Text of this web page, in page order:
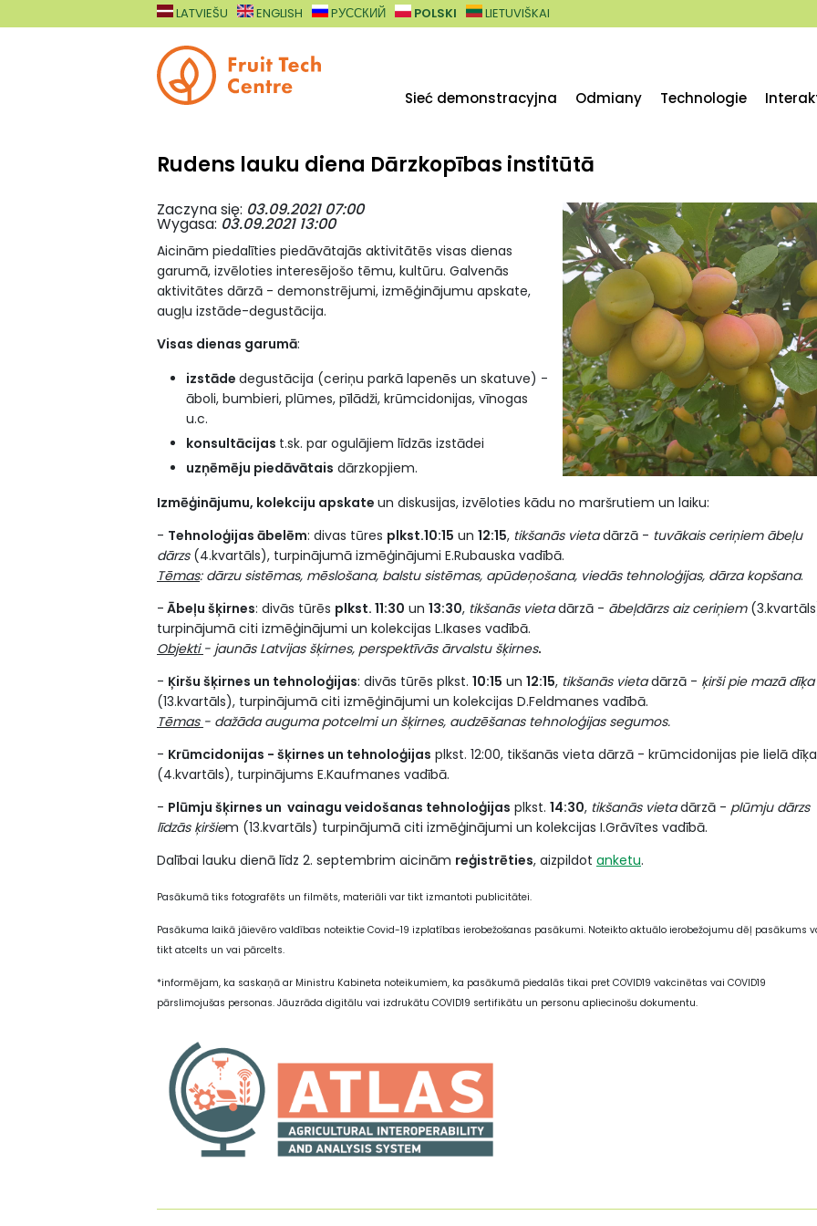
LATVIEŠU ENGLISH PУССКИЙ POLSKI LIETUVIŠKAI
Sieć demonstracyjna Odmiany Technologie
Rudens lauku diena Dārzkopības institūtā
Zaczyna się 03.09.2021 07:00
Wygasa 03.09.2021 13:00
Aicinām piedalīties piedāvātajās aktivitātēs visas dienas
garumā, izvēloties interesējošo tēmu, kultūru. Galvenās
aktivitātes dārzā - demonstrējumi, izmēģinājumu apskate,
augļu izstāde-degustācija.
Visas dienas garumā:
izstāde degustācija (ceriņu parkā lapenēs un skatuve) -
āboli, bumbieri, plūmes, pīlādži, krūmcidonijas, vīnogas
u.c.
konsultācijas t.sk. par ogulājiem līdzās izstādei
uzņēmēju piedāvātais dārzkopjiem.
Izmēģinājumu, kolekciju apskate un diskusijas, izvēloties kādu no maršrutiem un laiku:
- Tehnoloģijas ābelēm: divas tūres plkst.10:15 un 12:15, tikšanās vietadārzā - tuvākais ceriņiem ābeļu
dārzs(4.kvartāls), turpinājumā izmēģinājumi E.Rubauska vadībā.
Tēmas: dārzu sistēmas, mēslošana, balstu sistēmas, apūdeņošana, viedās tehnoloģijas, dārza kopšana.
- Ābeļu šķirnes: divās tūrēs plkst. 11:30 un 13:30, tikšanās vietadārzā - ābeļdārzs aiz ceriņiem
turpinājumā citi izmēģinājumi un kolekcijas L.Ikases vadībā.
Objekti - jaunās Latvijas šķirnes, perspektīvās ārvalstu šķirnes.
- Ķiršu šķirnes un tehnoloģijas: divās tūrēs plkst. 10:15 un 12:15, tikšanās vietadārzā - ķirši pie mazā dīķa
(13.kvartāls), turpinājumā citi izmēģinājumi un kolekcijas D.Feldmanes vadībā.
Tēmas - dažāda auguma potcelmi un šķirnes, audzēšanas tehnoloģijas segumos.
- Krūmcidonijas - šķirnes un tehnoloģijas plkst. 12:00, tikšanās vieta dārzā - krūmcidonijas pie lielā dīķa
(4.kvartāls), turpinājums E.Kaufmanes vadībā.
- Plūmju šķirnes un vainagu veidošanas tehnoloģijas plkst. 14:30, tikšanās vietadārzā - plūmju dārzs
līdzās ķiršiem (13.kvartāls) turpinājumā citi izmēģinājumi un kolekcijas I.Grāvītes vadībā.
Dalībai lauku dienā līdz 2. septembrim aicinām reģistrēties, aizpildot anketu.
Pasākumā tiks fotografēts un filmēts, materiāli var tikt izmantoti publicitātei.
Pasākuma laikā jāievēro valdības noteiktie Covid-19 izplatības ierobežošanas pasākumi. Noteikto aktuālo ierobežojumu dēļ pasākums
tikt atcelts un vai pārcelts.
*informējam, ka saskaņā ar Ministru Kabineta noteikumiem, ka pasākumā piedalās tikai pret COVID19 vakcinētas vai COVID19
pārslimojušas personas. Jāuzrāda digitālu vai izdrukātu COVID19 sertifikātu un personu apliecinošu dokumentu.